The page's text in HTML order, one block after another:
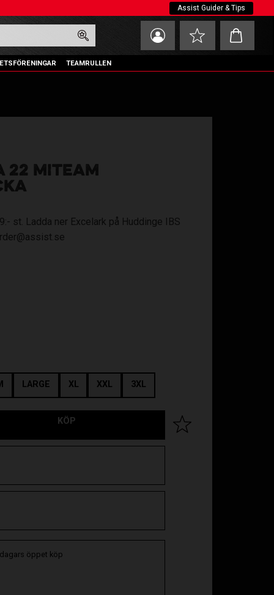
Assist Guider & Tips
Favoriter
Kundvagn
TEAMRULLEN
22 MITEAM
st. Ladda ner Excelark på Huddinge IBS
LARGE XL XXL 3XL
KÖP Lägg till i favoriter
öppet köp